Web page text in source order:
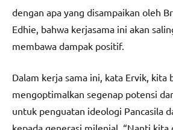
dengan apa yang disampaikan oleh
Edhie, bahwa kerjasama ini akan
membawa dampak positif.
Dalam kerja sama ini, kata Ervik, kita
mengoptimalkan segenap potensi
untuk penguatan ideologi Pancasila
kepada generasi milenial. “Nanti kita